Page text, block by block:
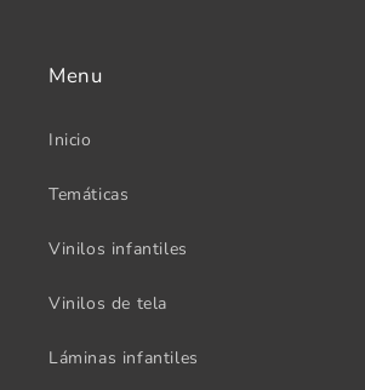
Menu
Inicio
Temáticas
Vinilos infantiles
Vinilos de tela
Láminas infantiles